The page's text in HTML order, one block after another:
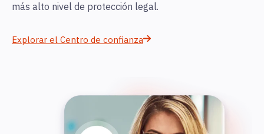
más alto nivel de protección legal.
Explorar el Centro de confianza